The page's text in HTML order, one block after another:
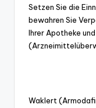
Setzen Sie die
bewahren Sie
Ihrer Apotheke
Waklert